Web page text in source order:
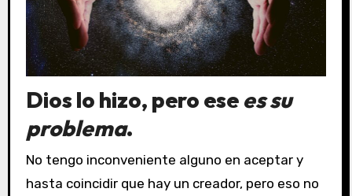
Dioslo hizo, pero ese es su
problema.
No tengo inconveniente alguno en aceptar y
hasta coincidir que hay un creador, pero eso no